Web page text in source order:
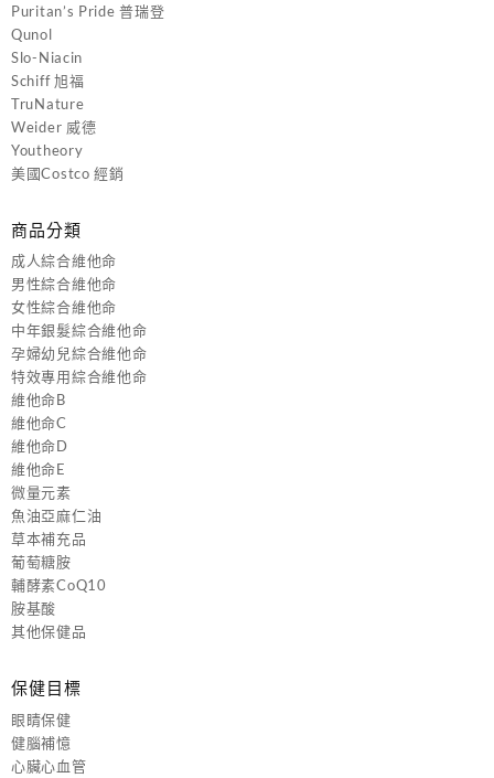
Puritan’s Pride 普瑞登
Qunol
Slo-Niacin
Schiff 旭福
TruNature
Weider 威德
Youtheory
美國Costco 經銷
商品分類
成人綜合維他命
男性綜合維他命
女性綜合維他命
中年銀髮綜合維他命
孕婦幼兒綜合維他命
特效專用綜合維他命
維他命B
維他命C
維他命D
維他命E
微量元素
魚油亞麻仁油
草本補充品
葡萄糖胺
輔酵素CoQ10
胺基酸
其他保健品
保健目標
眼睛保健
健腦補憶
心臟心血管